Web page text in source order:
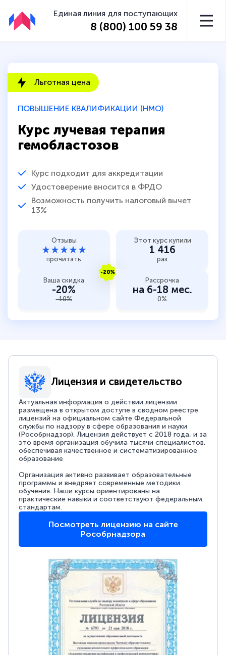
Единая линия для поступающих
8 (800) 100 59 38
ПОВЫШЕНИЕ КВАЛИФИКАЦИИ (НМО)
Курс лучевая терапия
гемобластозов
Курс подходит для аккредитации
Удостоверение вносится в ФРДО
Возможность получить налоговый вычет
13%
Льготная цена
Отзывы
★★★★★
прочитать
Этот курс купили
1 416
раз
-20%
Ваша скидка
-20%
-10%
Рассрочка
на 6-18 мес.
0%
Лицензия и свидетельство
Актуальная информация о действии лицензии
размещена в открытом доступе в сводном реестре
лицензий на официальном сайте Федеральной
службы по надзору в сфере образования и науки
(Рособрнадзор). Лицензия действует с 2018 года, и за
это время организация обучила тысячи специалистов,
обеспечивая качественное и систематизированное
образование
Организация активно развивает образовательные
программы и внедряет современные методики
обучения. Наши курсы ориентированы на
практические навыки и соответствуют федеральным
стандартам.
Посмотреть лицензию на сайте
Рособрнадзора